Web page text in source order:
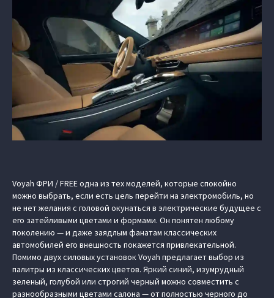
Voyah ФРИ / FREE одна из тех моделей, которые спокойно
можно выбрать, если есть цель перейти на электромобиль, но
не нет желания с головой окунаться в электрические будущее с
его затейливыми цветами и формами. Он понятен любому
поколению — и даже заядлым фанатам классических
автомобилей его внешность покажется привлекательной.
Помимо двух силовых установок Voyah предлагает выбор из
палитры из классических цветов. Яркий синий, изумрудный
зеленый, голубой или строгий черный можно совместить с
разнообразными цветами салона — от полностью черного до